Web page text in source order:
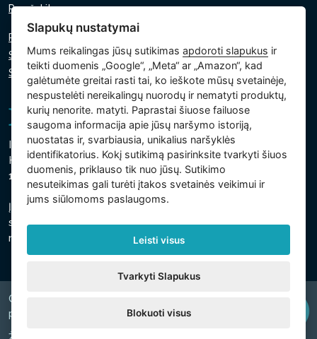
Parašykite mums
Privatumo politika
Slapukų politika
Slapukų nustatymai
Intex Trading, s.r.o.
Hradecká 2526/3
130 00 Praha 3 - Čekija
Įmonė yra registruota Prahos savivaldybės teisme, C
skyriuje, intarpas 74759
regsitracijos numeris 26150808, PVM kodas CZ26150808
Copyright © 2026 INTEX TRADING s.r.o. Všechna
právavyhrazena.
Slapukų nustatymai
Mums reikalingas jūsų sutikimasapdoroti slapukus ir
teikti duomenis „Google“, „Meta“ ar „Amazon“, kad
galėtumėte greitai rasti tai, ko ieškote mūsų svetainėje,
nespustelėti nereikalingų nuorodų ir nematyti produktų,
kurių nenorite. matyti. Paprastai šiuose failuose
saugoma informacija apie jūsų naršymo istoriją,
nuostatas ir, svarbiausia, unikalius naršyklės
identifikatorius. Kokį sutikimą pasirinksite tvarkyti šiuos
duomenis, priklauso tik nuo jūsų. Sutikimo
nesuteikimas gali turėti įtakos svetainės veikimui ir
jums siūlomoms paslaugoms.
Leisti visus
Tvarkyti Slapukus
Blokuoti visus